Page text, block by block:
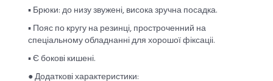
▪︎ Брюки: до низу звужені, висока зручна посадка.
▪︎ Пояс по кругу на резинці, простроченний на
спеціальному обладнанні для хорошої фіксаціі.
▪︎ Є бокові кишені.
● Додаткові характеристики: